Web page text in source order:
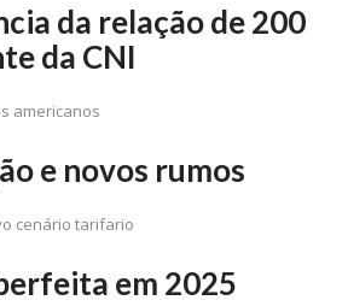
da relação de 200
da CNI
americanos
e novos rumos
cenário tarifario
em 2025